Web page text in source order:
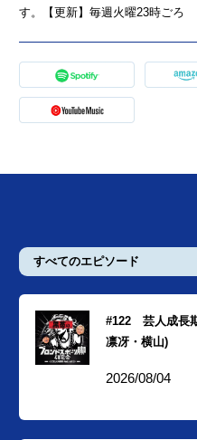
す。【更新】毎週火曜23時ごろ
すべてのエピソード
#122 芸人成長
凛冴・横山)
2026/08/04